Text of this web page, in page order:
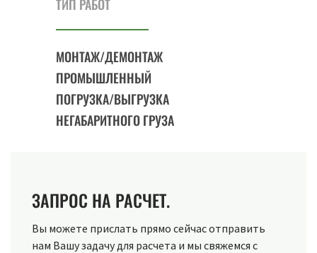
ТИП РАБОТ
МОНТАЖ/ДЕМОНТАЖ
ПРОМЫШЛЕННЫЙ
ПОГРУЗКА/ВЫГРУЗКА
НЕГАБАРИТНОГО ГРУЗА
ЗАПРОС НА РАСЧЕТ.
Вы можете прислать прямо сейчас отправить
нам Вашу задачу для расчета и мы свяжемся с